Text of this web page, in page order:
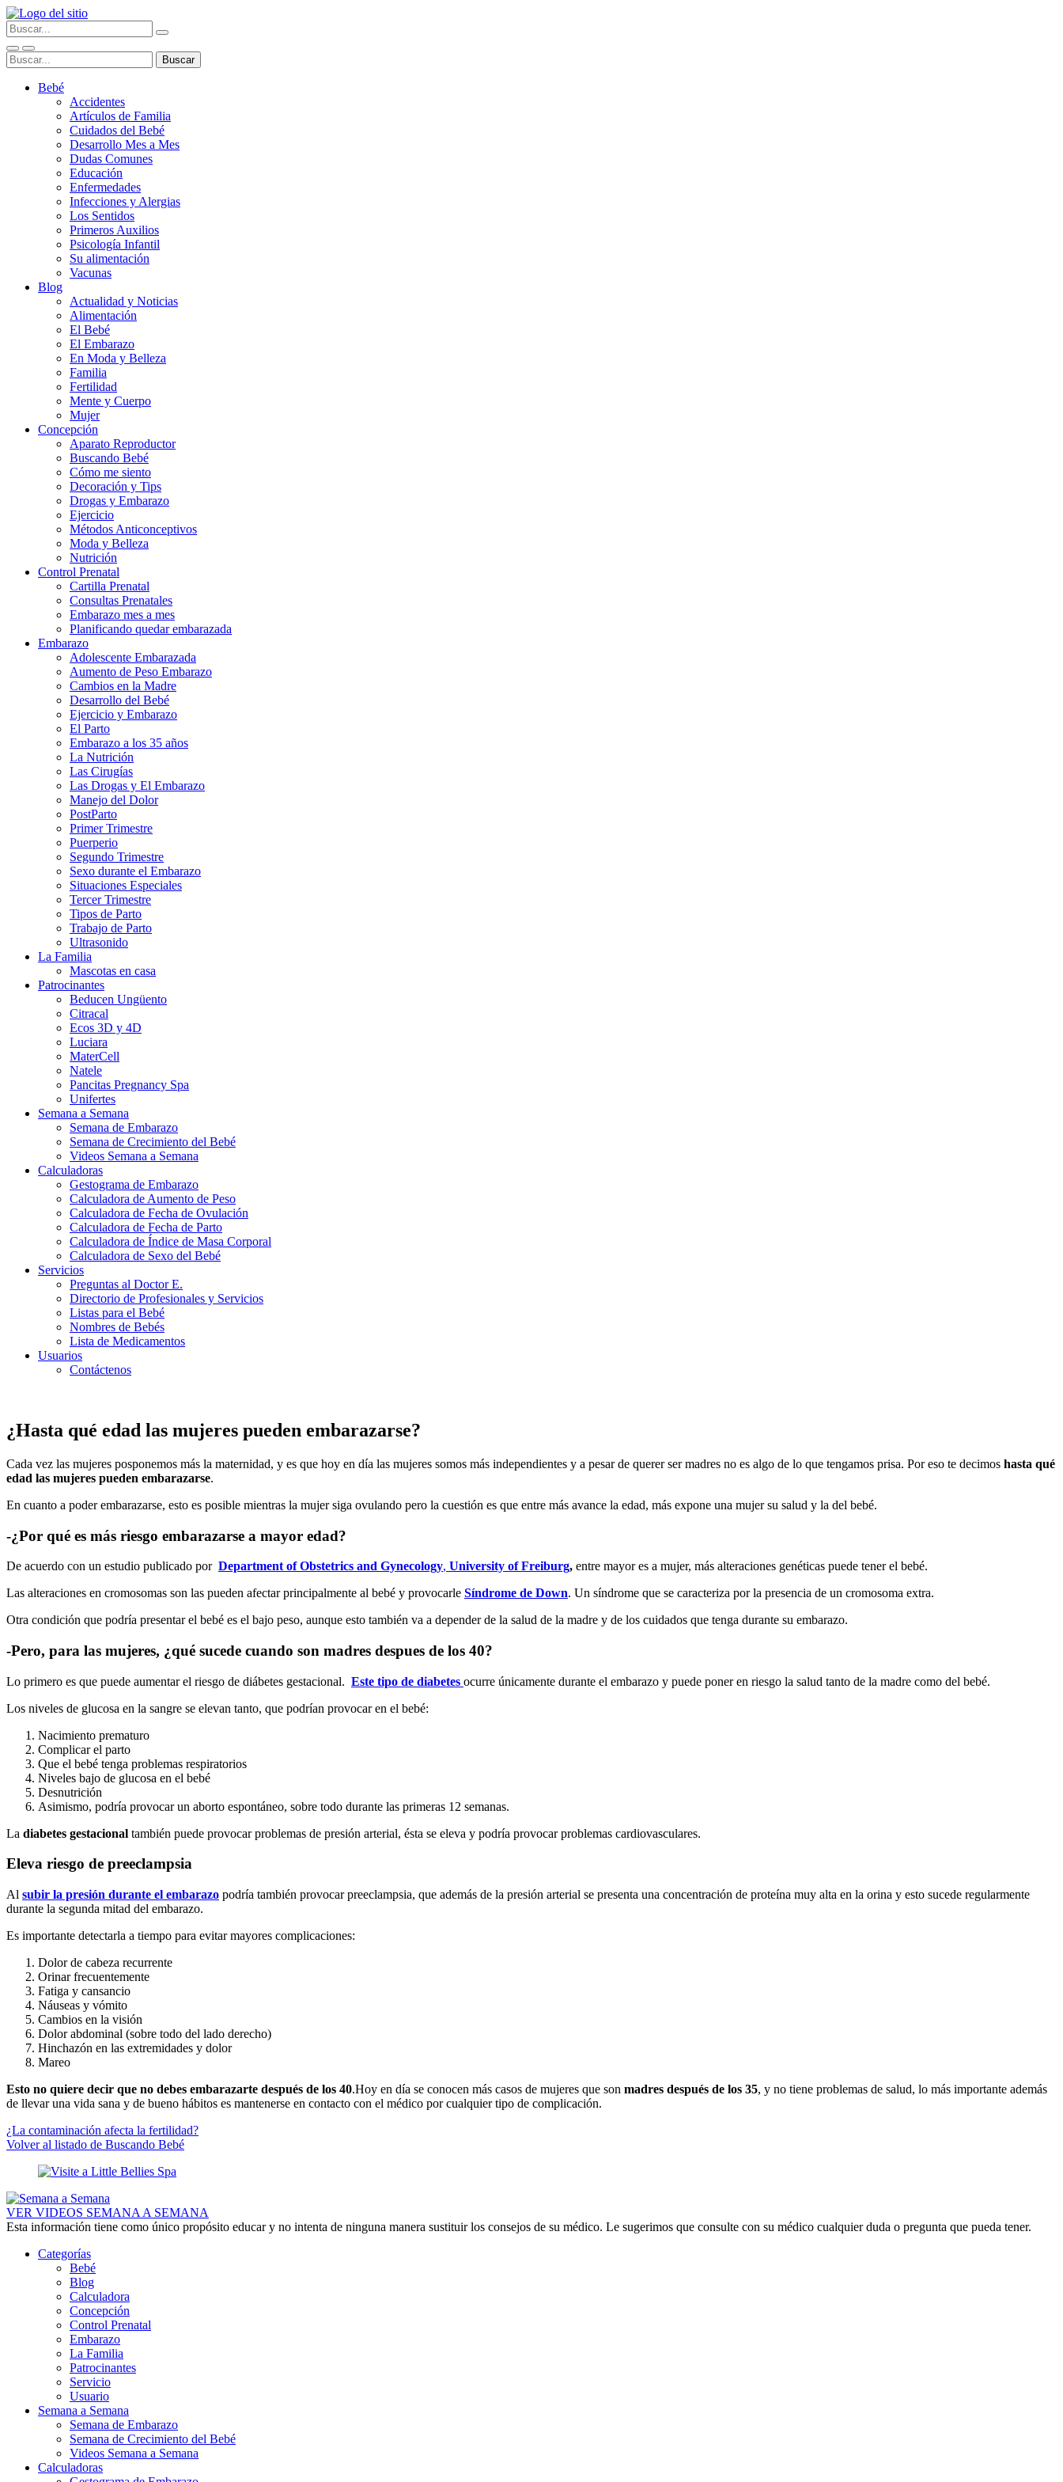
Bebé
Accidentes
Artículos de Familia
Cuidados del Bebé
Desarrollo Mes a Mes
Dudas Comunes
Educación
Enfermedades
Infecciones y Alergias
Los Sentidos
Primeros Auxilios
Psicología Infantil
Su alimentación
Vacunas
Blog
Actualidad y Noticias
Alimentación
El Bebé
El Embarazo
En Moda y Belleza
Familia
Fertilidad
Mente y Cuerpo
Mujer
Concepción
Aparato Reproductor
Buscando Bebé
Cómo me siento
Decoración y Tips
Drogas y Embarazo
Ejercicio
Métodos Anticonceptivos
Moda y Belleza
Nutrición
Control Prenatal
Cartilla Prenatal
Consultas Prenatales
Embarazo mes a mes
Planificando quedar embarazada
Embarazo
Adolescente Embarazada
Aumento de Peso Embarazo
Cambios en la Madre
Desarrollo del Bebé
Ejercicio y Embarazo
El Parto
Embarazo a los 35 años
La Nutrición
Las Cirugías
Las Drogas y El Embarazo
Manejo del Dolor
PostParto
Primer Trimestre
Puerperio
Segundo Trimestre
Sexo durante el Embarazo
Situaciones Especiales
Tercer Trimestre
Tipos de Parto
Trabajo de Parto
Ultrasonido
La Familia
Mascotas en casa
Patrocinantes
Beducen Ungüento
Citracal
Ecos 3D y 4D
Luciara
MaterCell
Natele
Pancitas Pregnancy Spa
Unifertes
Semana a Semana
Semana de Embarazo
Semana de Crecimiento del Bebé
Videos Semana a Semana
Calculadoras
Gestograma de Embarazo
Calculadora de Aumento de Peso
Calculadora de Fecha de Ovulación
Calculadora de Fecha de Parto
Calculadora de Índice de Masa Corporal
Calculadora de Sexo del Bebé
Servicios
Preguntas al Doctor E.
Directorio de Profesionales y Servicios
Listas para el Bebé
Nombres de Bebés
Lista de Medicamentos
Usuarios
Contáctenos
¿Hasta qué edad las mujeres pueden embarazarse?
Cada vez las mujeres posponemos más la maternidad, y es que hoy en día las mujeres somos más independientes y a pesar de querer ser madres no es algo de lo que tengamos prisa. Por eso te decimos hasta qué
edad las mujeres pueden embarazarse.
En cuanto a poder embarazarse, esto es posible mientras la mujer siga ovulando pero la cuestión es que entre más avance la edad, más expone una mujer su salud y la del bebé.
-¿Por qué es más riesgo embarazarse a mayor edad?
De acuerdo con un estudio publicado por Department of Obstetrics and Gynecology, University of Freiburg, entre mayor es a mujer, más alteraciones genéticas puede tener el bebé.
Las alteraciones en cromosomas son las pueden afectar principalmente al bebé y provocarle Síndrome de Down. Un síndrome que se caracteriza por la presencia de un cromosoma extra.
Otra condición que podría presentar el bebé es el bajo peso, aunque esto también va a depender de la salud de la madre y de los cuidados que tenga durante su embarazo.
-Pero, para las mujeres, ¿qué sucede cuando son madres despues de los 40?
Lo primero es que puede aumentar el riesgo de diábetes gestacional. Este tipo de diabetes ocurre únicamente durante el embarazo y puede poner en riesgo la salud tanto de la madre como del bebé.
Los niveles de glucosa en la sangre se elevan tanto, que podrían provocar en el bebé:
Nacimiento prematuro
Complicar el parto
Que el bebé tenga problemas respiratorios
Niveles bajo de glucosa en el bebé
Desnutrición
Asimismo, podría provocar un aborto espontáneo, sobre todo durante las primeras 12 semanas.
La diabetes gestacional también puede provocar problemas de presión arterial, ésta se eleva y podría provocar problemas cardiovasculares.
Eleva riesgo de preeclampsia
Al subir la presión durante el embarazo podría también provocar preeclampsia, que además de la presión arterial se presenta una concentración de proteína muy alta en la orina y esto sucede regularmente
durante la segunda mitad del embarazo.
Es importante detectarla a tiempo para evitar mayores complicaciones:
Dolor de cabeza recurrente
Orinar frecuentemente
Fatiga y cansancio
Náuseas y vómito
Cambios en la visión
Dolor abdominal (sobre todo del lado derecho)
Hinchazón en las extremidades y dolor
Mareo
Esto no quiere decir que no debes embarazarte después de los 40.Hoy en día se conocen más casos de mujeres que son madres después de los 35, y no tiene problemas de salud, lo más importante además
de llevar una vida sana y de bueno hábitos es mantenerse en contacto con el médico por cualquier tipo de complicación.
¿La contaminación afecta la fertilidad?
Volver al listado de Buscando Bebé
VER VIDEOS SEMANA A SEMANA
Esta información tiene como único propósito educar y no intenta de ninguna manera sustituir los consejos de su médico. Le sugerimos que consulte con su médico cualquier duda o pregunta que pueda tener.
Categorías
Bebé
Blog
Calculadora
Concepción
Control Prenatal
Embarazo
La Familia
Patrocinantes
Servicio
Usuario
Semana a Semana
Semana de Embarazo
Semana de Crecimiento del Bebé
Videos Semana a Semana
Calculadoras